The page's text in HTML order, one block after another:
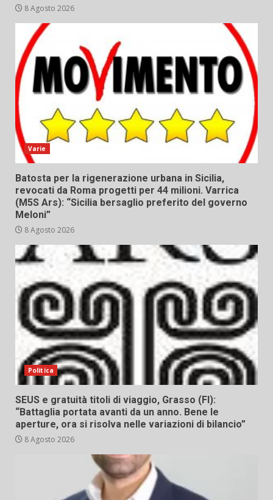
8 Agosto 2026
Varie
Batosta per la rigenerazione urbana in Sicilia,
revocati da Roma progetti per 44 milioni. Varrica
(M5S Ars): “Sicilia bersaglio preferito del governo
Meloni”
8 Agosto 2026
Politica
SEUS e gratuità titoli di viaggio, Grasso (FI):
“Battaglia portata avanti da un anno. Bene le
aperture, ora si risolva nelle variazioni di bilancio”
8 Agosto 2026